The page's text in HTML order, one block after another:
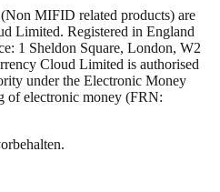
MIFID related products) are
Limited. Registered in England
1 Sheldon Square, London, W2
Cloud Limited is authorised
under the Electronic Money
of electronic money (FRN: